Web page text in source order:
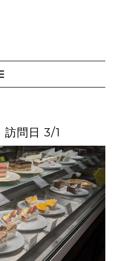
Navigation
問日 3/1